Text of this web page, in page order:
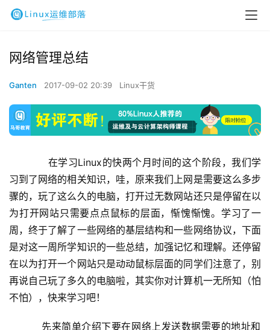
网络管理总结
Ganten 2017-09-02 20:39 Linux干货
在学习Linux的快两个月时间的这个阶段，我们学
习到了网络的相关知识，哇，原来我们上网是需要这么多步
骤的，玩了这么久的电脑，打开过无数网站还只是停留在以
为打开网站只需要点点鼠标的层面，惭愧惭愧。学习了一
周，终于了解了一些网络的基层结构和一些网络协议，下面
是对这一周所学知识的一些总结，加强记忆和理解。还停留
在以为打开一个网站只是动动鼠标层面的同学们注意了，别
再说自己玩了多久的电脑啦，其实你对计算机一无所知（怕
不怕），快来学习吧！